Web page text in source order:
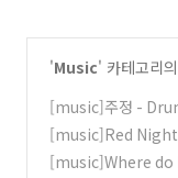
'Music' 카테고리
[music]주정 -
[music]Red
[music]Where do